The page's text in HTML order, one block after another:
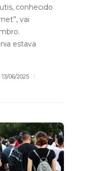
conhecido
vai
estava
13/06/2025